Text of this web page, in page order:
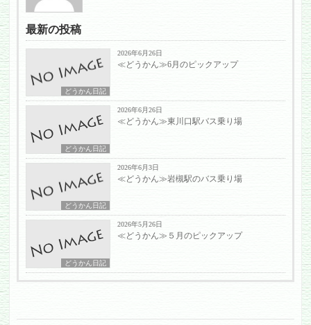
最新の投稿
どうかん日記
2026年6月26日
≪どうかん≫6月のピックアップ
どうかん日記
2026年6月26日
≪どうかん≫東川口駅バス乗り場
どうかん日記
2026年6月3日
≪どうかん≫岩槻駅のバス乗り場
どうかん日記
2026年5月26日
≪どうかん≫５月のピックアップ